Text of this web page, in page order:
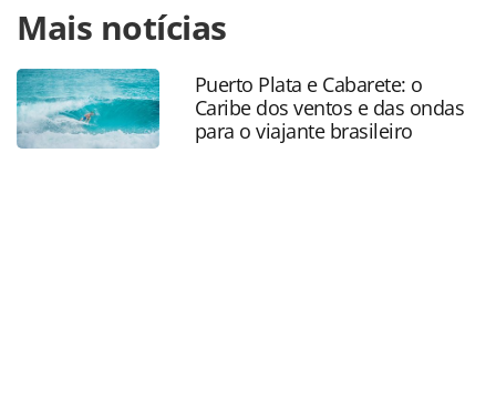
https://www.panrotas.com.br/noticia-
turismo/aviacao/2017/05/falha-de-sistema-cancela-e-
altera-voos-da-british-airways_146827.html ou as
ferramentas oferecidas na página. Todo o conteúdo
produzido pela PANROTAS Editora é protegido pela
legislação brasileira sobre direito autoral. Não reproduza o
Mais notícias
Puerto Plata e Cabarete: o
Caribe dos ventos e das ondas
para o viajante brasileiro